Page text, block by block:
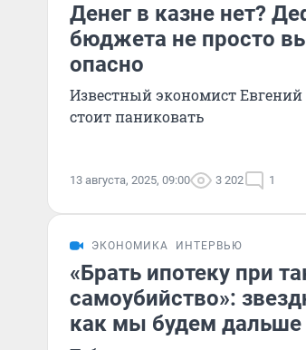
Денег в казне нет?
бюджета не просто
опасно
Известный экономист Евгений
стоит паниковать
13 августа, 2025, 09:00 3 202 1
ЭКОНОМИКА ИНТЕРВЬЮ
«Брать ипотеку при
самоубийство»:
как мы будем